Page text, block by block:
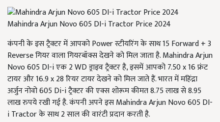
Mahindra Arjun Novo 605 DI-i Tractor Price 2024
कंपनी के इस ट्रैक्टर में आपको Power स्टीयरिंग के साथ 15 Forward + 3
Reverse गियर वाला गियरबॉक्स देखने को मिल जाता है. Mahindra Arjun
Novo 605 DI-i एक 2 WD ड्राइव ट्रैक्टर है, इसमें आपको 7.50 x 16 फ्रंट
टायर और 16.9 x 28 रियर टायर देखने को मिल जाते हैं. भारत में महिंद्रा
अर्जुन नोवो 605 Di-i ट्रैक्टर की एक्स शोरूम कीमत 8.75 लाख से 8.95
लाख रुपये रखी गई है. कंपनी अपने इस Mahindra Arjun Novo 605 DI-
i Tractor के साथ 2 साल की वारंटी प्रदान करती है.